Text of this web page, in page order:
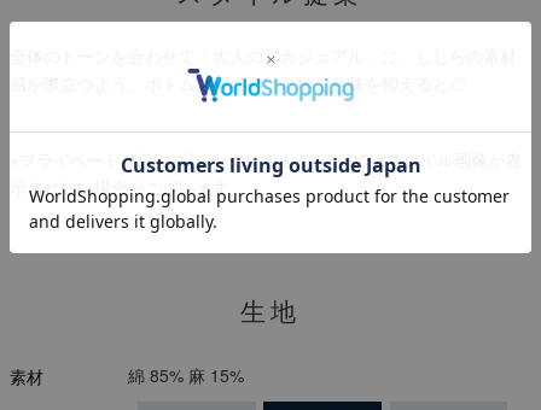
全体のトーンを合わせて「大人の和カジュアル」に。しじらの素材
感が際立つよう、ボトムスや小物は無地で色味を抑えると◎
※プライベートブラウズ(シークレットモード)ではスタイル画像が表
示されない場合がございます。
生地
素材 綿 85% 麻 15%